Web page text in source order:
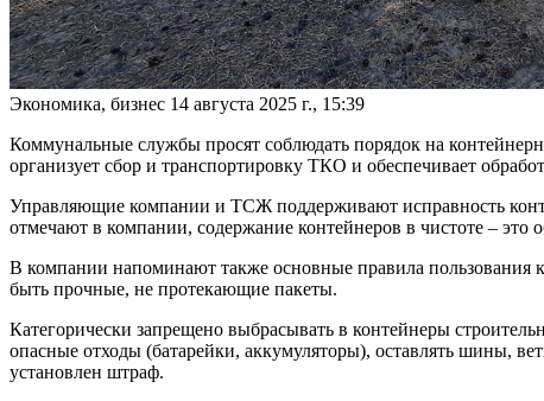
Экономика, бизнес 14 августа 2025 г., 15:39
Коммунальные службы просят соблюдать порядок на
организует сбор и транспортировку ТКО и обеспечивает
Управляющие компании и ТСЖ поддерживают исправность
отмечают в компании, содержание контейнеров в чистоте – это
В компании напоминают также основные правила пользования
быть прочные, не протекающие пакеты.
Категорически запрещено выбрасывать в контейнеры
опасные отходы (батарейки, аккумуляторы), оставлять шины,
установлен штраф.